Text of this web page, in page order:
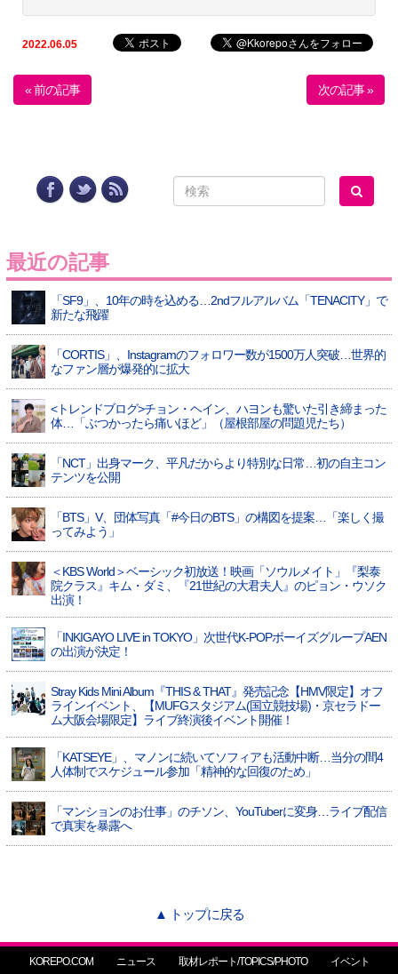
2022.06.05
« 前の記事 次の記事 »
最近の記事
「SF9」、10年の時を込める…2ndフルアルバム「TENACITY」で
新たな飛躍
「CORTIS」、Instagramのフォロワー数が1500万人突破…世界的
なファン層が爆発的に拡大
<トレンドブログ>チョン・ヘイン、ハヨンも驚いた引き締まった
体…「ぶつかったら痛いほど」（屋根部屋の問題児たち）
「NCT」出身マーク、平凡だからより特別な日常…初の自主コン
テンツを公開
「BTS」V、団体写真「#今日のBTS」の構図を提案…「楽しく撮
ってみよう」
＜KBS World＞ベーシック初放送！映画「ソウルメイト」『梨泰
院クラス』キム・ダミ、『21世紀の大君夫人』のピョン・ウソク
出演！
「INKIGAYO LIVE in TOKYO」次世代K-POPボーイズグループAEN
の出演が決定！
Stray Kids Mini Album『THIS & THAT』発売記念【HMV限定】オフ
ラインイベント、【MUFGスタジアム(国立競技場)・京セラドー
ム大阪会場限定】ライブ終演後イベント開催！
「KATSEYE」、マノンに続いてソフィアも活動中断…当分の間4
人体制でスケジュール参加「精神的な回復のため」
「マンションのお仕事」のチソン、YouTuberに変身…ライブ配信
で真実を暴露へ
▲ トップに戻る
KOREPO.COM ニュース 取材レポート/TOPICS/PHOTO イベント